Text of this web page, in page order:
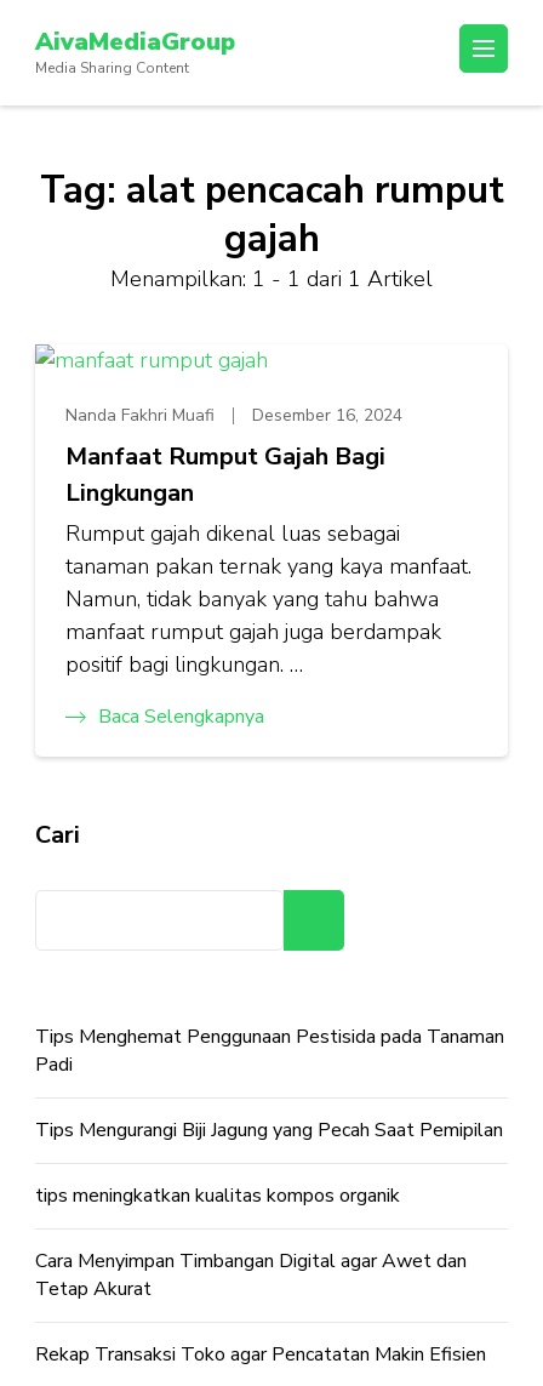
konten
(Tekan
AivaMediaGroup
Media Sharing Content
Tag: alat pencacah rumput
gajah
Menampilkan: 1 - 1 dari 1 Artikel
Nanda Fakhri Muafi Desember 16, 2024
Manfaat Rumput Gajah Bagi
Lingkungan
Rumput gajah dikenal luas sebagai
tanaman pakan ternak yang kaya manfaat.
Namun, tidak banyak yang tahu bahwa
manfaat rumput gajah juga berdampak
positif bagi lingkungan. …
Baca Selengkapnya
Cari
Tips Menghemat Penggunaan Pestisida pada Tanaman
Padi
Tips Mengurangi Biji Jagung yang Pecah Saat Pemipilan
tips meningkatkan kualitas kompos organik
Cara Menyimpan Timbangan Digital agar Awet dan
Tetap Akurat
Rekap Transaksi Toko agar Pencatatan Makin Efisien